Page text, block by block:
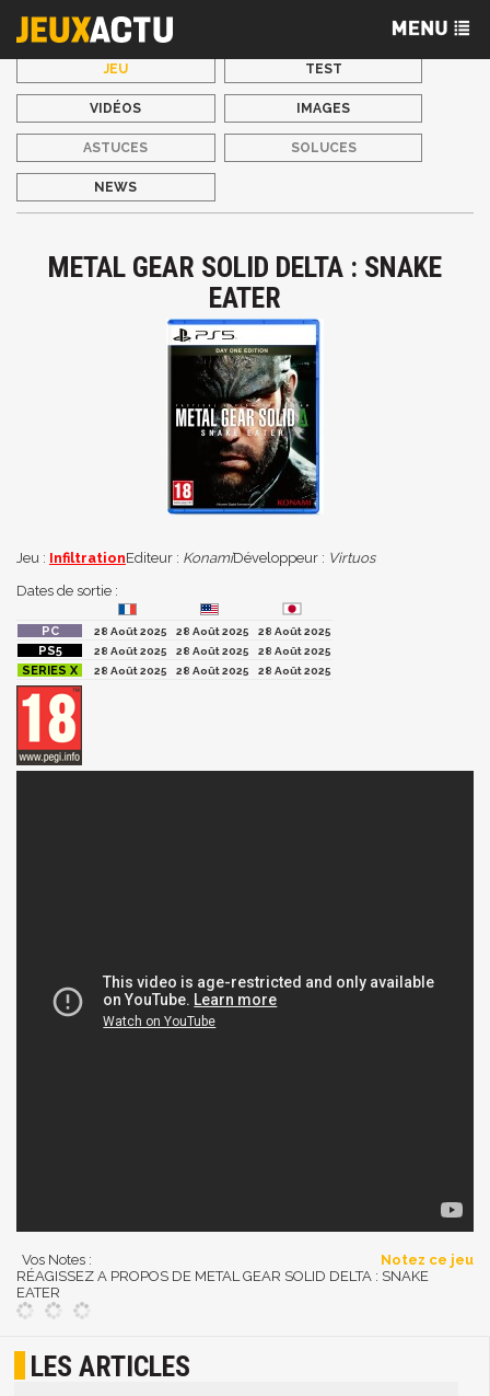
JEU TEST
VIDÉOS IMAGES
ASTUCES SOLUCES
NEWS
METAL GEAR SOLID DELTA : SNAKE
EATER
Jeu : InfiltrationEditeur : KonamiDéveloppeur : Virtuos
Dates de sortie :
28 Août 2025 28 Août 2025
28 Août 2025
28 Août 2025
28 Août 2025
28 Août 2025
28 Août 2025
28 Août 2025 28 Août 2025
Vos Notes :
Notez ce jeu
RÉAGISSEZ A PROPOS DE METAL GEAR SOLID DELTA : SNAKE
EATER
LES ARTICLES